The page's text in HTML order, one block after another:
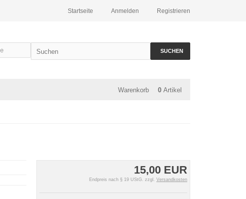
Registrieren
Anmelden
Startseite
SUCHEN
Warenkorb 0 Artikel
15,00 EUR
Endpreis nach § 19 UStG. zzgl. Versandkosten